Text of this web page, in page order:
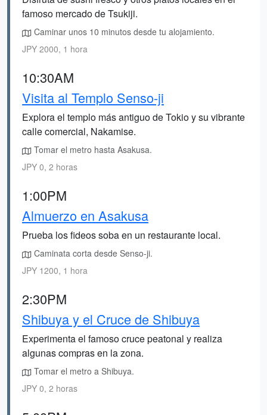
famoso mercado de Tsukiji.
Caminar unos 10 minutos desde tu alojamiento.
JPY 2000, 1 hora
10:30AM
Visita al Templo Senso-ji
Explora el templo más antiguo de Tokio y su vibrante
calle comercial, Nakamise.
Tomar el metro hasta Asakusa.
JPY 0, 2 horas
1:00PM
Almuerzo en Asakusa
Prueba los fideos soba en un restaurante local.
Caminata corta desde Senso-ji.
JPY 1200, 1 hora
2:30PM
Shibuya y el Cruce de Shibuya
Experimenta el famoso cruce peatonal y realiza
algunas compras en la zona.
Tomar el metro a Shibuya.
JPY 0, 2 horas